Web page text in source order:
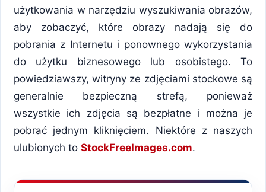
użytkowania w narzędziu wyszukiwania obrazów,
aby zobaczyć, które obrazy nadają się do
pobrania z Internetu i ponownego wykorzystania
do użytku biznesowego lub osobistego. To
powiedziawszy, witryny ze zdjęciami stockowe są
generalnie bezpieczną strefą, ponieważ
wszystkie ich zdjęcia są bezpłatne i można je
pobrać jednym kliknięciem. Niektóre z naszych
ulubionych to StockFreeImages.com.